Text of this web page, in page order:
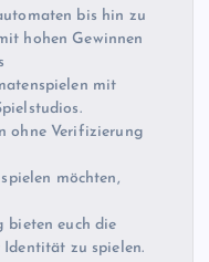
bis hin zu
hohen Gewinnen
mit
ohne Verifizierung
möchten,
bieten euch die
zu spielen.